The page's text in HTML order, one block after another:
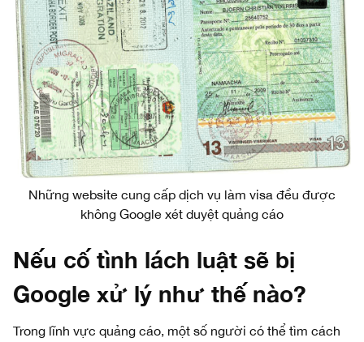
Những website cung cấp dịch vụ làm visa đều được
không Google xét duyệt quảng cáo
Nếu cố tình lách luật sẽ bị
Google xử lý như thế nào?
Trong lĩnh vực quảng cáo, một số người có thể tìm cách